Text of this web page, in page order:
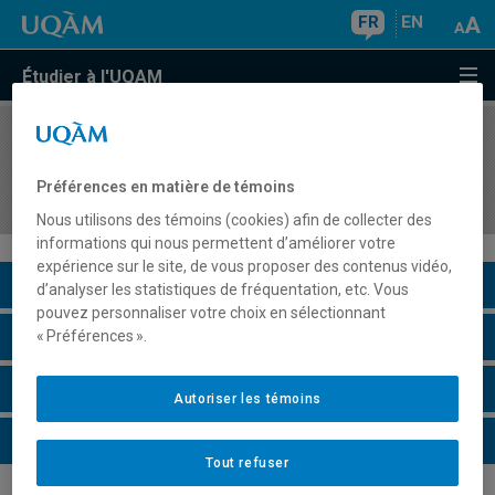
FR EN
Étudier à l'UQAM
COURS//
entreprise
Description du cours
Horaire - Été 2026
Horaire - Automne 2026
Horaire - Hiver 2027
Préférences en matière de témoins
Nous utilisons des témoins (cookies) afin de collecter des
informations qui nous permettent d’améliorer votre
expérience sur le site, de vous proposer des contenus vidéo,
d’analyser les statistiques de fréquentation, etc. Vous
pouvez personnaliser votre choix en sélectionnant
« Préférences ».
Tout refuser
Autoriser les témoins